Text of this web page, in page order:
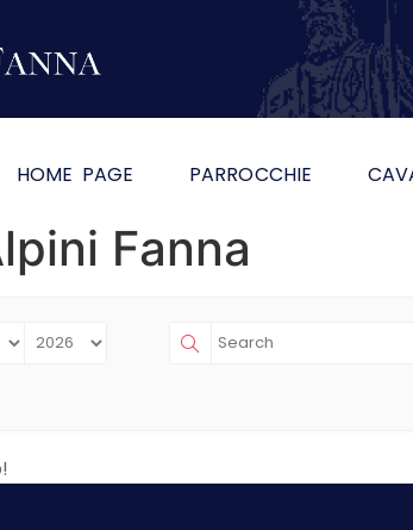
HOME PAGE PARROCCHIE
Fanna